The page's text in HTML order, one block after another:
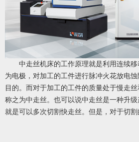
中走丝机床的工作原理就是利用连续移
为电极，对加工的工件进行脉冲火花放电
目的。而对于加工的工件的质量处于慢走
称之为中走丝。也可以说中走丝是一种升级
就是可以多次切割快走丝。但是，对于切割